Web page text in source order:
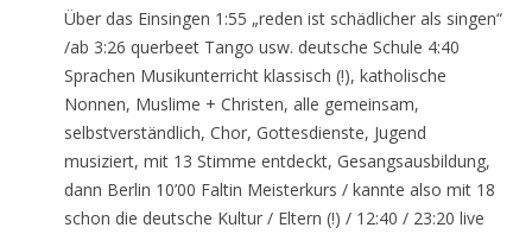
Über das Einsingen 1:55 „reden ist schädlicher als singen“
/ab 3:26 querbeet Tango usw. deutsche Schule 4:40
Sprachen Musikunterricht klassisch (!), katholische
Nonnen, Muslime + Christen, alle gemeinsam,
selbstverständlich, Chor, Gottesdienste, Jugend
musiziert, mit 13 Stimme entdeckt, Gesangsausbildung,
dann Berlin 10’00 Faltin Meisterkurs / kannte also mit 18
schon die deutsche Kultur / Eltern (!) / 12:40 / 23:20 live